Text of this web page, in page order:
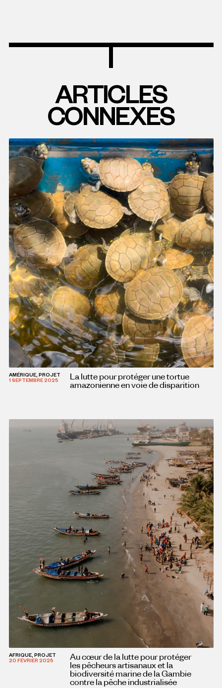
ARTICLES
CONNEXES
AMÉRIQUE, PROJET
1 SEPTEMBRE 2025
La lutte pour protéger une tortue
amazonienne en voie de disparition
AFRIQUE, PROJET
20 FÉVRIER 2025
Au cœur de la lutte pour protéger
les pêcheurs artisanaux et la
biodiversité marine de la Gambie
contre la pêche industrialisée